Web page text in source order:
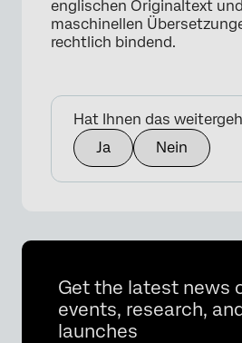
englischen Originaltext
maschinellen
rechtlich bindend.
Hat Ihnen das
Ja
Nein
Get the latest news
events, research,
launches